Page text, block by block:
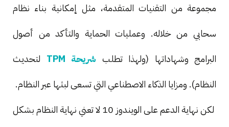
مجموعة من التقنيات المتقدمة، مثل إمكانية بناء نظام
سحابي من خلاله. وعمليات الحماية والتأكد من أصول
البرامج وشهاداتها (ولهذا تطلب شريحة TPM
لتحديث
النظام). ومزايا الذكاء الاصطناعي التي تسعى لبثها عبر النظام.
لكن نهاية الدعم على الويندوز 10 لا تعني نهاية النظام بشكل